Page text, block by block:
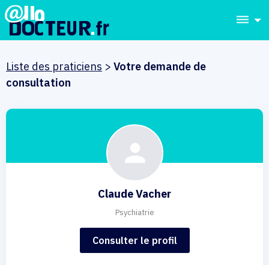
dehaze
Liste des praticiens > Votre demande de
consultation
Claude Vacher
Psychiatrie
Consulter le profil